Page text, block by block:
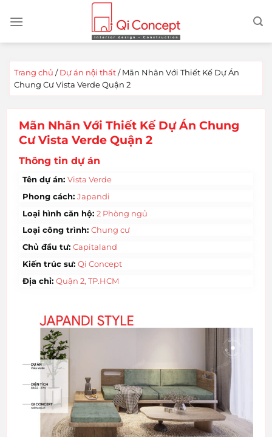
đến
Trang chủ /Dự án nội thất/Mãn Nhãn Với Thiết Kế Dự Án
Chung Cư Vista Verde Quận 2
Mãn Nhãn Với Thiết Kế Dự Án Chung
Cư Vista Verde Quận 2
Thông tin dự án
Tên dự án:Vista Verde
Phong cách:Japandi
Loại hình căn hộ:2 Phòng ngủ
Loại công trình:Chung cư
Chủ đầu tư:Capitaland
Kiến trúc sư:Qi Concept
Địa chỉ:Quận 2, TP.HCM